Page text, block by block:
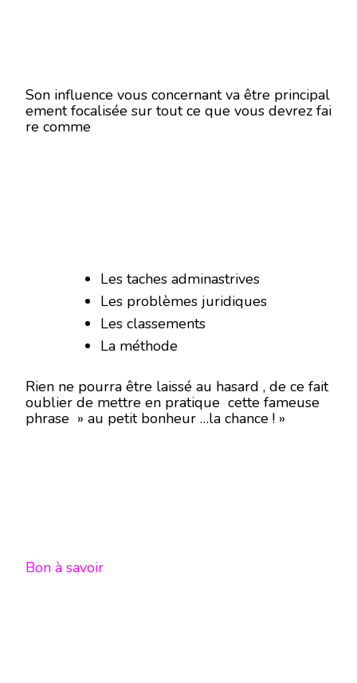
Son influence vous concernant va être principal
ement focalisée sur tout ce que vous devrez fai
re comme
Les taches adminastrives
Les problèmes juridiques
Les classements
La méthode
Rien ne pourra être laissé au hasard , de ce fait
oublier de mettre en pratique cette fameuse
phrase » au petit bonheur …la chance ! »
Bon à savoir